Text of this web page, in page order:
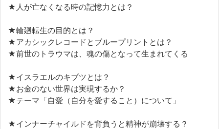
★人が亡なくなる時の記憶力とは？
★輪廻転生の目的とは？
★アカシックレコードとブループリントとは？
★前世のトラウマは、魂の傷となって生まれてくる
★イスラエルのキブツとは？
★お金のない世界は実現するか？
★テーマ「自愛（自分を愛すること）について」
★インナーチャイルドを背負うと精神が崩壊する？